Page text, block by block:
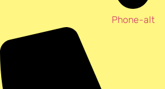
Phone-alt